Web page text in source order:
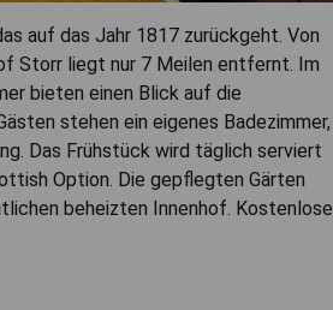
auf das Jahr 1817 zurückgeht. Von
Storr liegt nur 7 Meilen entfernt. Im
bieten einen Blick auf die
stehen ein eigenes Badezimmer,
Das Frühstück wird täglich serviert
Option. Die gepflegten Gärten
beheizten Innenhof. Kostenlose